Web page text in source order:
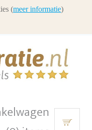
(meer informatie)